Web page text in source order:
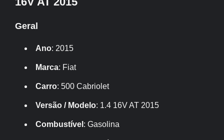
Geral
Ano: 2015
Marca: Fiat
Carro: 500 Cabriolet
Versão / Modelo: 1.4 16V AT 2015
Combustível : Gasolina